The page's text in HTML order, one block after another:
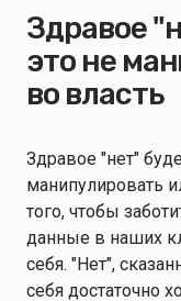
Здравое
это не
во власть
Здравое "нет"
манипулировать
того, чтобы
данные в наших
себя. "Нет",
себя достаточно